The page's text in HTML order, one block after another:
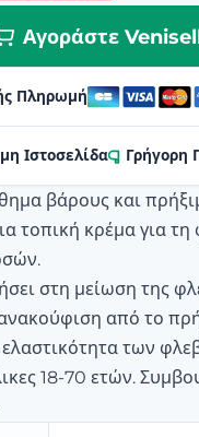
Αγοράστε
Πληρωμή
Ιστοσελίδα Γρήγορη
βάρους και
τοπική κρέμα για
στη μείωση της
από το
ελαστικότητα των
18-70 ετών.